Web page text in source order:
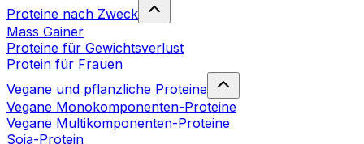
Proteine nach Zweck
Mass Gainer
Proteine für Gewichtsverlust
Protein für Frauen
Vegane und pflanzliche Proteine
Vegane Monokomponenten-Proteine
Vegane Multikomponenten-Proteine
Soja-Protein